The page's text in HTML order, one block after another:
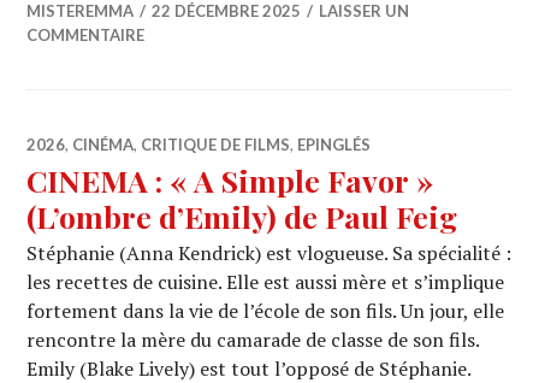
MISTEREMMA 22 DÉCEMBRE 2025
LAISSER UN
COMMENTAIRE
2026, CINÉMA, CRITIQUE DE FILMS, EPINGLÉS
CINEMA : « A Simple Favor »
(L’ombre d’Emily) de Paul Feig
Stéphanie (Anna Kendrick) est vlogueuse. Sa spécialité :
les recettes de cuisine. Elle est aussi mère et s’implique
fortement dans la vie de l’école de son fils. Un jour, elle
rencontre la mère du camarade de classe de son fils.
Emily (Blake Lively) est tout l’opposé de Stéphanie.